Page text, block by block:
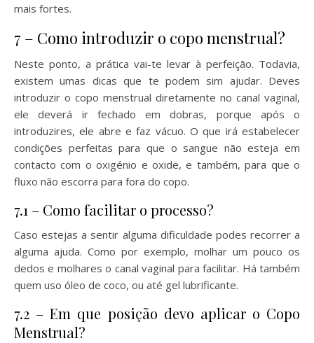
mais fortes.
7 – Como introduzir o copo menstrual?
Neste ponto, a prática vai-te levar à perfeição. Todavia,
existem umas dicas que te podem sim ajudar. Deves
introduzir o copo menstrual diretamente no canal vaginal,
ele deverá ir fechado em dobras, porque após o
introduzires, ele abre e faz vácuo. O que irá estabelecer
condições perfeitas para que o sangue não esteja em
contacto com o oxigénio e oxide, e também, para que o
fluxo não escorra para fora do copo.
7.1 – Como facilitar o processo?
Caso estejas a sentir alguma dificuldade podes recorrer a
alguma ajuda. Como por exemplo, molhar um pouco os
dedos e molhares o canal vaginal para facilitar. Há também
quem uso óleo de coco, ou até gel lubrificante.
7.2 – Em que posição devo aplicar o Copo
Menstrual?